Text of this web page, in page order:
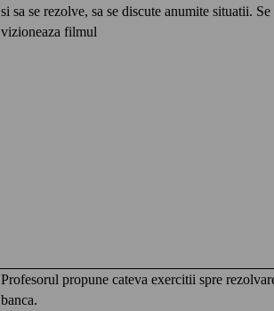
si sa se rezolve, sa se discute anumite situatii. Se
vizioneaza filmul
Profesorul propune cateva exercitii spre
banca.